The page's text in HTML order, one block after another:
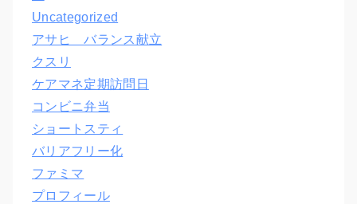
Uncategorized
アサヒ バランス献立
クスリ
ケアマネ定期訪問日
コンビニ弁当
ショートスティ
バリアフリー化
ファミマ
プロフィール